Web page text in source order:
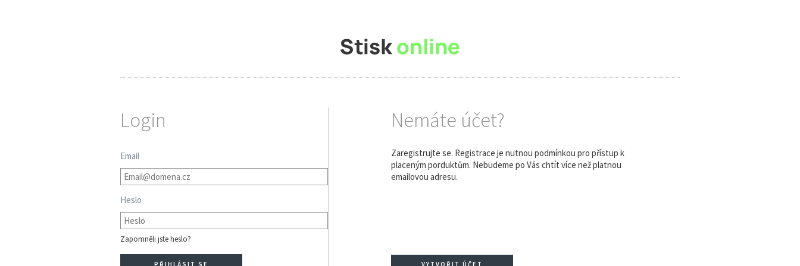
Login
Email
Heslo
Zapomněli jste heslo?
Nemáte účet?
Zaregistrujte se. Registrace je nutnou podmínkou pro přístup k
placeným porduktům. Nebudeme po Vás chtít více než platnou
emailovou adresu.
VYTVOŘIT ÚČET